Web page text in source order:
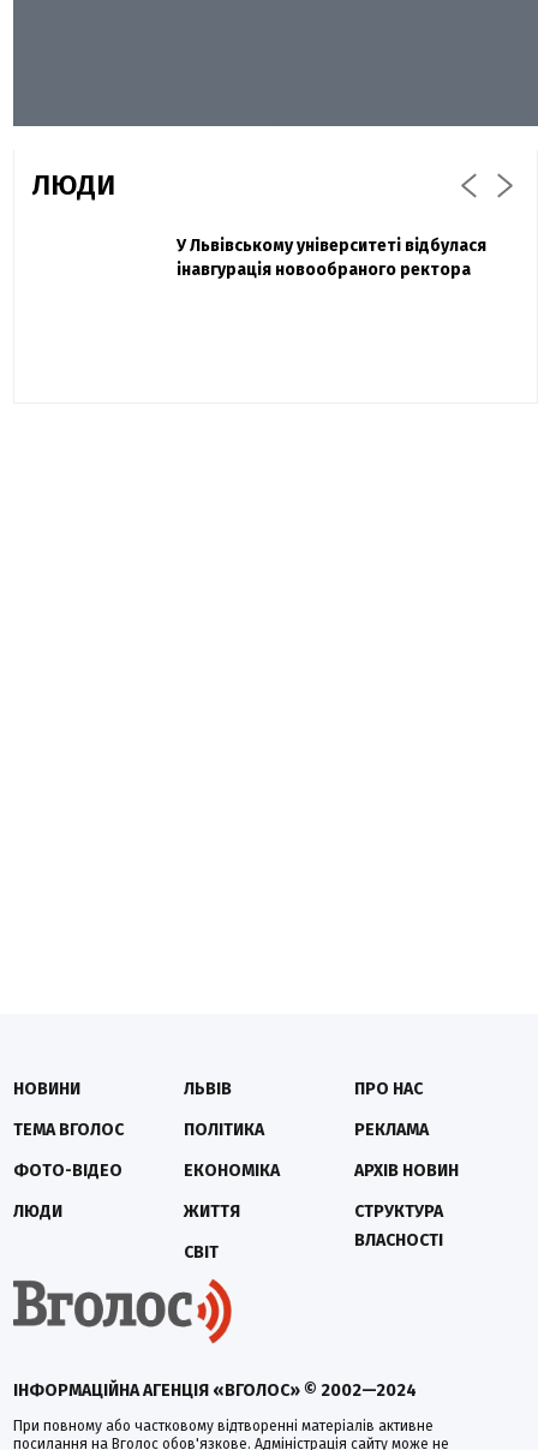
ЛЮДИ
Павло Дак
Захисник "Азовсталі" Діанов вдруге
одружився та показав фото з весілля
У Львівському університеті відбулася
інавгурація новообраного ректора
ІНФОРМАЦІЙНА АГЕНЦІЯ «ВГОЛОС» © 2002—2024
При повному або частковому відтворенні матеріалів активне
посилання на Вголос обов'язкове. Адміністрація сайту може не
НОВИНИ
ТЕМА ВГОЛОС
ФОТО-ВІДЕО
ЛЮДИ
ЛЬВІВ
ПОЛІТИКА
ЕКОНОМІКА
ЖИТТЯ
СВІТ
ПРО НАС
РЕКЛАМА
АРХІВ НОВИН
СТРУКТУРА
ВЛАСНОСТІ